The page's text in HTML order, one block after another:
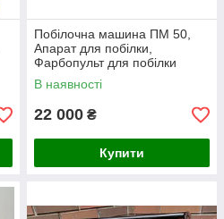
Побілочна машина ПМ 50,
Апарат для побілки,
Фарбопульт для побілки
В наявності
22 000 ₴
Купити